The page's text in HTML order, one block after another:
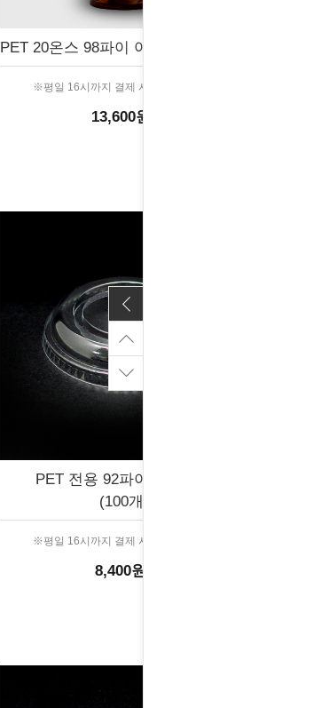
PET 20온스 98파이 아이스컵 (100개)
※평일 16시까지 결제 시 당일 출고※
13,600원
PET 전용 92파이 중평리드
(100개)
※평일 16시까지 결제 시 당일 출고※
8,400원